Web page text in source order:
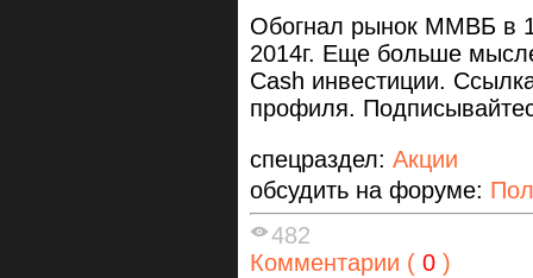
Обогнал рынок ММВБ в
2014г. Еще больше
Cash инвестиции.
профиля.
спецраздел: Акции
обсудить на форуме:
482
Комментарии ( 0 )